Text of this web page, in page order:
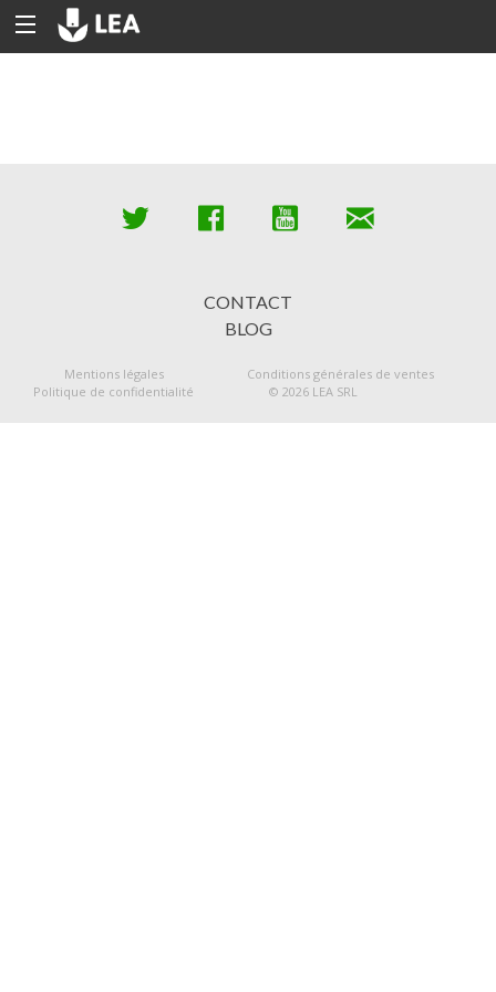
CONTACT
BLOG
Mentions légales
Conditions générales de ventes
Politique de confidentialité
© 2026 LEA SRL